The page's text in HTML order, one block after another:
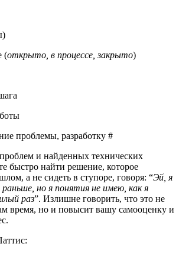
(открыто, в процессе, закрыто)
проблемы, разработку #
и найденных технических
быстро найти решение, которое
а не сидеть в ступоре, говоря: “Эй, я
но я понятия не имею, как я
раз”. Излишне говорить, что это не
время, но и повысит вашу самооценку и